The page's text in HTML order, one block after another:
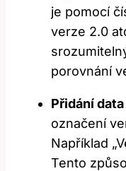
je pomocí
verze 2.0
porovnání
Přidání
označení
Například
Tento